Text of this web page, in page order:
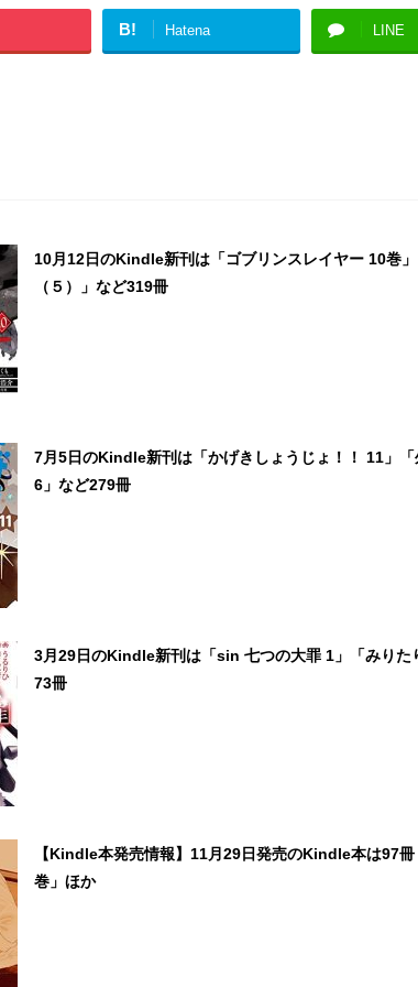
B! Hatena LINE
10月12日のKindle新刊は「ゴブリンスレイヤー 10巻」
（５）」など319冊
7月5日のKindle新刊は「かげきしょうじょ！！ 11」
6」など279冊
3月29日のKindle新刊は「sin 七つの大罪 1」「みりた
73冊
【Kindle本発売情報】11月29日発売のKindle本は97
巻」ほか